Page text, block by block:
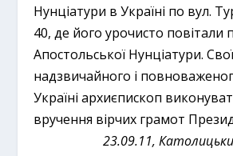
Нунціатури в Україні по вул.
40, де його урочисто повітали
Апостольської Нунціатури.
надзвичайного і
Україні архиєпископ
вручення вірчих грамот
23.09.11,